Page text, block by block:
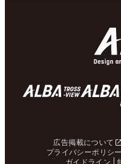
広告掲載について
プライバシーポリシー
ガイドライン